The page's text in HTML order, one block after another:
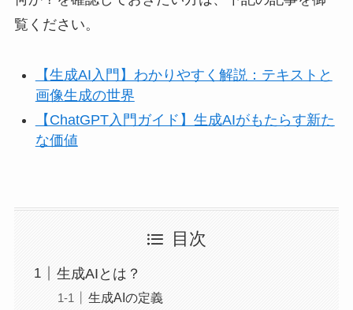
覧ください。
【生成AI入門】わかりやすく解説：テキストと
画像生成の世界
【ChatGPT入門ガイド】生成AIがもたらす新た
な価値
目次
生成AIとは？
生成AIの定義